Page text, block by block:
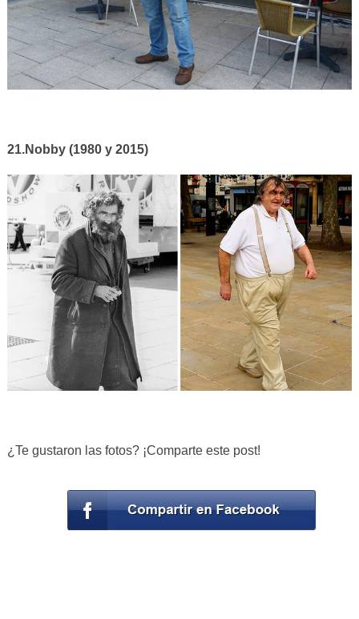
21.Nobby (1980 y 2015)
¿Te gustaron las fotos? ¡Comparte este post!